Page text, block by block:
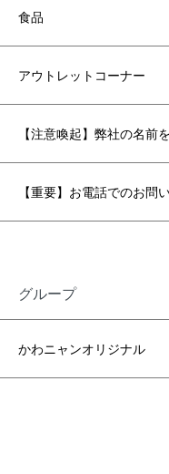
食品
アウトレットコーナー
【注意喚起】弊社の名前
【重要】お電話でのお問
グループ
かわニャンオリジナル